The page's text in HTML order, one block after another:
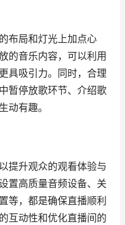
布局和灯光上加点心
的音乐内容，可以利用
具吸引力。同时，合理
暂停放歌环节、介绍歌
动有趣。
提升观众的观看体验与
置高质量音频设备、关
等，都是确保直播顺利
互动性和优化直播间的